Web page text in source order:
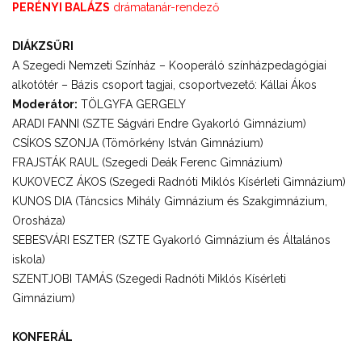
PERÉNYI BALÁZS drámatanár-rendező
DIÁKZSŰRI
A Szegedi Nemzeti Színház – Kooperáló színházpedagógiai
alkotótér – Bázis csoport tagjai, csoportvezető: Kállai Ákos
Moderátor: TÖLGYFA GERGELY
ARADI FANNI (SZTE Ságvári Endre Gyakorló Gimnázium)
CSÍKOS SZONJA (Tömörkény István Gimnázium)
FRAJSTÁK RAUL (Szegedi Deák Ferenc Gimnázium)
KUKOVECZ ÁKOS (Szegedi Radnóti Miklós Kísérleti Gimnázium)
KUNOS DIA (Táncsics Mihály Gimnázium és Szakgimnázium,
Orosháza)
SEBESVÁRI ESZTER (SZTE Gyakorló Gimnázium és Általános
iskola)
SZENTJOBI TAMÁS (Szegedi Radnóti Miklós Kísérleti
Gimnázium)
KONFERÁL